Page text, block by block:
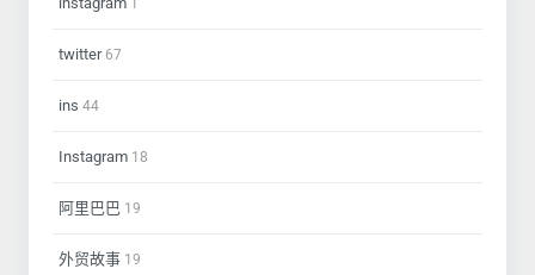
twitter67
ins 44
Instagram 18
阿里巴巴 19
外贸故事 19